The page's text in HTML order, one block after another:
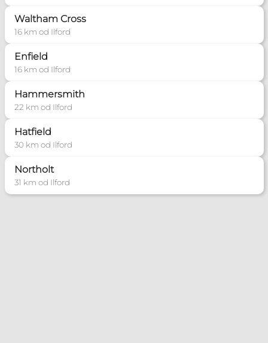
Waltham Cross
16 km od Ilford
Enfield
16 km od Ilford
Hammersmith
22 km od Ilford
Hatfield
30 km od Ilford
Northolt
31 km od Ilford